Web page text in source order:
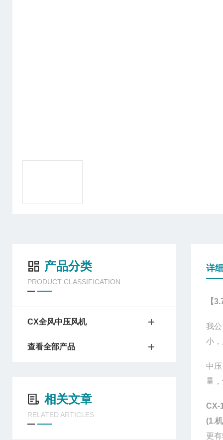
产品分类
PRODUCT CLASSIFICATION
CX全风中压风机
查看全部产品
相关文章
RELATED ARTICLES
详
【
我
小
中
量
CX-
(1.
更